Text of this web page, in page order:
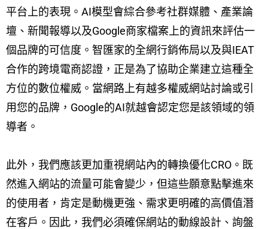
平台上的表現。AI模型會綜合參考社群媒體、產業論
壇、新聞報導以及Google商家檔案上的資訊來評估一
個品牌的可信度。智匯家的全網行銷佈局以及與IEAT
合作的跨境電商認證，正是為了協助企業建立這種全
方位的數位權威。當網路上有越多權威網站討論或引
用您的品牌，Google的AI就越會認定您是該領域的領
導者。
此外，我們應該更加重視網站內的轉換優化CRO。既
然進入網站的流量可能會變少，但這些願意點擊進來
的使用者，肯定是動機更強、需求更明確的高價值潛
在客戶。因此，我們必須確保網站的動線設計、詢盤